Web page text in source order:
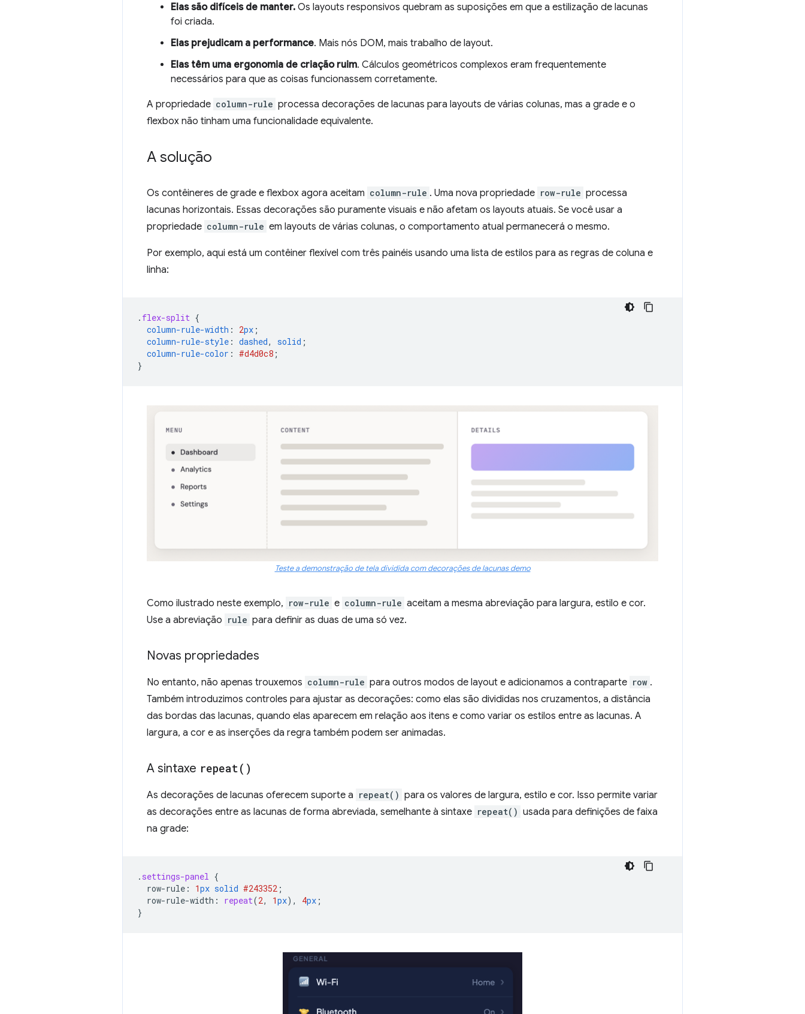
Elas são difíceis de manter. Os layouts responsivos quebram as suposições em que a estilização de lacunas
foi criada.
Elas prejudicam a performance. Mais nós DOM, mais trabalho de layout.
Elas têm uma ergonomia de criação ruim. Cálculos geométricos complexos eram frequentemente
necessários para que as coisas funcionassem corretamente.
A propriedade column-rule processa decorações de lacunas para layouts de várias colunas, mas a grade e o
flexbox não tinham uma funcionalidade equivalente.
A solução
Os contêineres de grade e flexbox agora aceitam column-rule . Uma nova propriedade row-rule processa
lacunas horizontais. Essas decorações são puramente visuais e não afetam os layouts atuais. Se você usar a
propriedade column-rule em layouts de várias colunas, o comportamento atual permanecerá o mesmo.
Por exemplo, aqui está um contêiner flexível com três painéis usando uma lista de estilos para as regras de coluna e
linha:
. flex-split {
column-rule-width : 2px ;
column-rule-style : dashed, solid ;
column-rule-color : #d4d0c8 ;
}
Teste a demonstração de tela dividida com decorações de lacunas demo
Como ilustrado neste exemplo, row-rule e column-rule aceitam a mesma abreviação para largura, estilo e cor.
Use a abreviação rule para definir as duas de uma só vez.
Novas propriedades
No entanto, não apenas trouxemos column-rule para outros modos de layout e adicionamos a contraparte row .
Também introduzimos controles para ajustar as decorações: como elas são divididas nos cruzamentos, a distância
das bordas das lacunas, quando elas aparecem em relação aos itens e como variar os estilos entre as lacunas. A
largura, a cor e as inserções da regra também podem ser animadas.
A sintaxe repeat( )
As decorações de lacunas oferecem suporte a repeat() para os valores de largura, estilo e cor. Isso permite variar
as decorações entre as lacunas de forma abreviada, semelhante à sintaxe repeat() usada para definições de faixa
na grade:
. settings-panel {
row-rule : 1px solid #243352 ;
row-rule-width : repeat(2, 1px), 4px ;
}